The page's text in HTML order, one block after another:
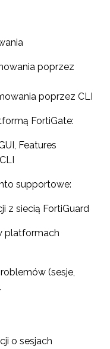
poprzez
poprzez CLI
FortiGate:
Features
supportowe:
z siecią FortiGuard
platformach
(sesje,
o sesjach